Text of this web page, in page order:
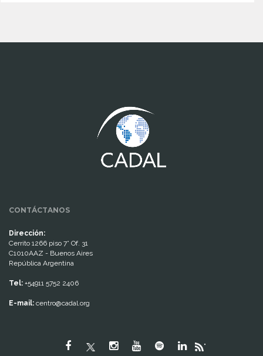
CONTÁCTANOS
Dirección:
Cerrito 1266 piso 7° Of. 31
C1010AAZ - Buenos Aires
República Argentina
Tel: +54911 5752 2406
E-mail: centro@cadal.org
"